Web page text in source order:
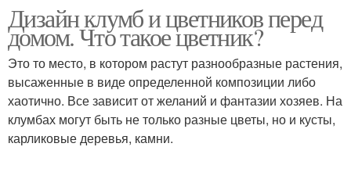
Клумба перед забором Клумбы на даче
Клумба из
многолетников
Дизайн клумб и цветников перед
домом. Что такое цветник?
Это то место, в котором растут разнообразные растения,
высаженные в виде определенной композиции либо
хаотично. Все зависит от желаний и фантазии хозяев. На
клумбах могут быть не только разные цветы, но и кусты,
карликовые деревья, камни.